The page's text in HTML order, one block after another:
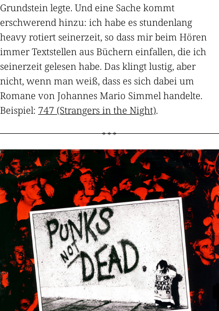
Grundstein legte. Und eine Sache kommt
erschwerend hinzu: ich habe es stundenlang
heavy rotiert seinerzeit, so dass mir beim Hören
immer Textstellen aus Büchern einfallen, die ich
seinerzeit gelesen habe. Das klingt lustig, aber
nicht, wenn man weiß, dass es sich dabei um
Romane von Johannes Mario Simmel handelte.
Beispiel: 747 (Strangers in the Night).